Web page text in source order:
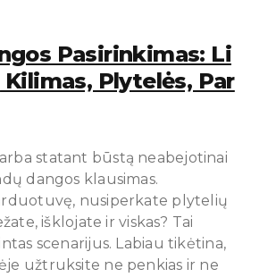
Pasirinkimas: Li
Kilimas, Plytelės, Par
statant būstą neabejotinai
dangos klausimas.
nusiperkate plytelių
išklojate ir viskas? Tai
scenarijus. Labiau tikėtina,
užtruksite ne penkias ir ne